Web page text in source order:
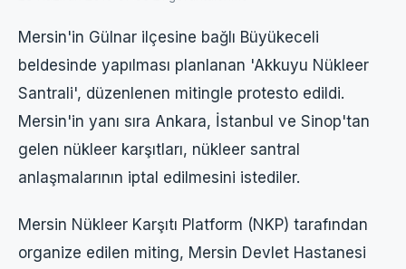
Mersin'in Gülnar ilçesine bağlı Büyükeceli
beldesinde yapılması planlanan 'Akkuyu Nükleer
Santrali', düzenlenen mitingle protesto edildi.
Mersin'in yanı sıra Ankara, İstanbul ve Sinop'tan
gelen nükleer karşıtları, nükleer santral
anlaşmalarının iptal edilmesini istediler.
Mersin Nükleer Karşıtı Platform (NKP) tarafından
organize edilen miting, Mersin Devlet Hastanesi